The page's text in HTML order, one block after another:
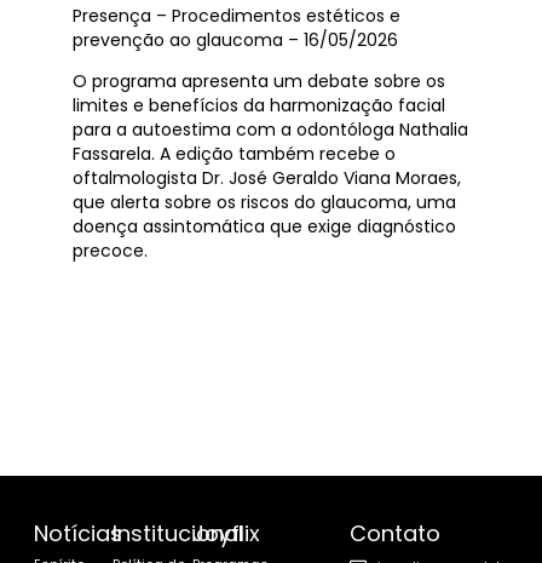
Presença – Procedimentos estéticos e
prevenção ao glaucoma – 16/05/2026
O programa apresenta um debate sobre os
limites e benefícios da harmonização facial
para a autoestima com a odontóloga Nathalia
Fassarela. A edição também recebe o
oftalmologista Dr. José Geraldo Viana Moraes,
que alerta sobre os riscos do glaucoma, uma
doença assintomática que exige diagnóstico
precoce.
NotíciasInstitucional
Joyflix Contato